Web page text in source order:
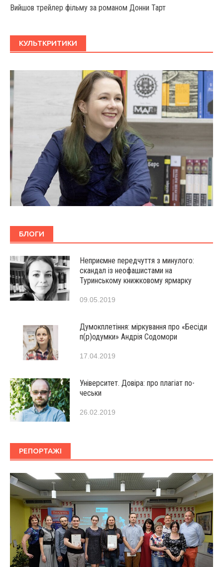
Вийшов трейлер фільму за романом Донни Тарт
КУЛЬТКРИТИКИ
БЛОГИ
Неприємне передчуття з минулого:
скандал із неофашистами на
Туринському книжковому ярмарку
09.05.2019
Думокплетіння: міркування про «Бесіди
п(р)одумки» Андрія Содомори
17.04.2019
Університет. Довіра: про плагіат по-
чеськи
26.02.2019
РЕПОРТАЖІ